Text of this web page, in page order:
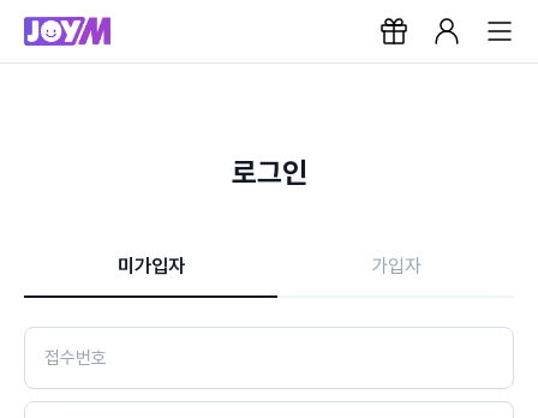
로그인
미가입자 가입자